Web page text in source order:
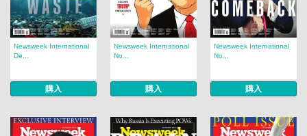
Newsweek International
De...
購入
Newsweek International
No...
購入
Newsweek International
No...
購入